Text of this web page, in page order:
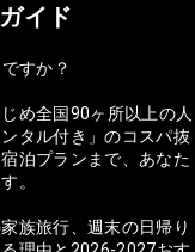
イド
すか？
め全国90ヶ所以上の人
タル付き」のコスパ抜
泊プランまで、あなた
。
族旅行、週末の日帰り